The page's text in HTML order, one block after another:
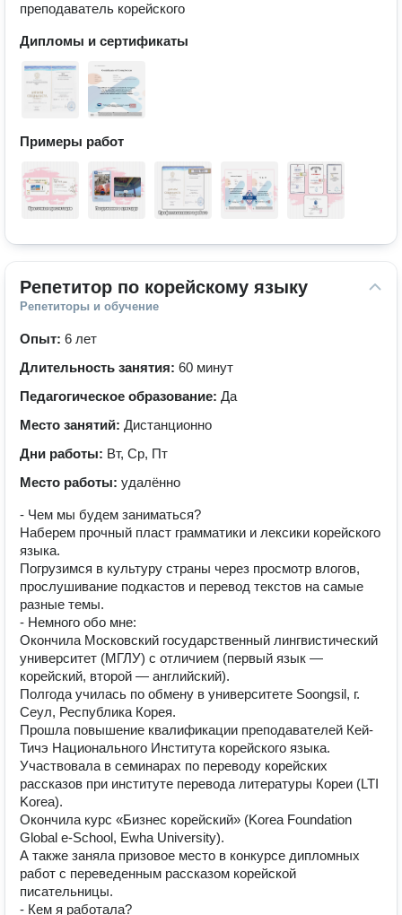
преподаватель корейского
Дипломы и сертификаты
Примеры работ
Репетитор по корейскому языку
Репетиторы и обучение
Опыт: 6 лет
Длительность занятия: 60 минут
Педагогическое образование: Да
Место занятий: Дистанционно
Дни работы: Вт, Ср, Пт
Место работы: удалённо
- Чем мы будем заниматься?
Наберем прочный пласт грамматики и лексики корейского
языка.
Погрузимся в культуру страны через просмотр влогов,
прослушивание подкастов и перевод текстов на самые
разные темы.
- Немного обо мне:
Окончила Московский государственный лингвистический
университет (МГЛУ) с отличием (первый язык —
корейский, второй — английский).
Полгода училась по обмену в университете Soongsil, г.
Сеул, Республика Корея.
Прошла повышение квалификации преподавателей Кей-
Тичэ Национального Института корейского языка.
Участвовала в семинарах по переводу корейских
рассказов при институте перевода литературы Кореи (LTI
Korea).
Окончила курс «Бизнес корейский» (Korea Foundation
Global e-School, Ewha University).
А также заняла призовое место в конкурсе дипломных
работ с переведенным рассказом корейской
писательницы.
- Кем я работала?